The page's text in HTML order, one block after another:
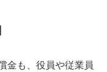
金も、役員や従業員